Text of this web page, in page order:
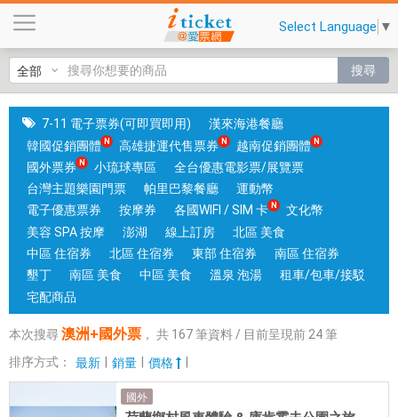
+
國
外
票
台
中
和
高
雄
有
體
門
，
Select Language ▼
搜尋
7-11 電子票券(可即買即用)
漢來海港餐廳
韓國促銷團體
高雄捷運代售票券
越南促銷團體
國外票券
小琉球專區
全台優惠電影票/展覽票
台灣主題樂園門票
帕里巴黎餐廳
運動幣
電子優惠票券
按摩券 各國WIFI / SIM 卡
文化幣
美容 SPA 按摩
澎湖 線上訂房
北區 美食
中區 住宿券
北區 住宿券 東部 住宿券
南區 住宿券
墾丁
南區 美食 中區 美食 溫泉 泡湯
租車/包車/接駁
宅配商品
本次搜尋 澳洲+國外票 ， 共 167 筆資料 / 目前呈現前 24 筆
排序方式：
最新 銷量 價格
國外